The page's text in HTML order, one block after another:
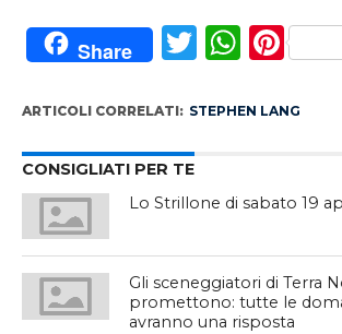
Share Twitter
ARTICOLI CORRELATI: STEPHEN LANG
CONSIGLIATI PER TE
Lo Strillone di sabato 19
Gli sceneggiatori di Terra
promettono: tutte le
avranno una risposta